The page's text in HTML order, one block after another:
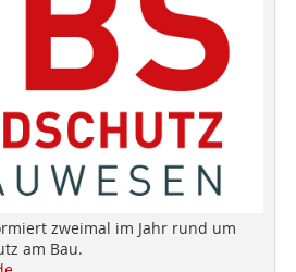
zweimal im Jahr rund um
am Bau.